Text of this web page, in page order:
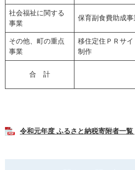
社会福祉に関する
事業
保育副食費助成事
その他、町の重点
事業
移住定住ＰＲサイ
制作
合 計
令和元年度 ふるさと納税寄附者一